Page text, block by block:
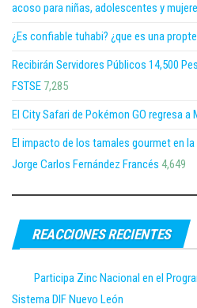
acoso para niñas, adolescentes y
¿Es confiable tuhabi? ¿que es una
Recibirán Servidores Públicos 14,500
FSTSE 7,285
El City Safari de Pokémon GO regresa a
El impacto de los tamales gourmet en
Jorge Carlos Fernández Francés 4,649
REACCIONES RECIENTES
Participa Zinc Nacional en el
Sistema DIF Nuevo León